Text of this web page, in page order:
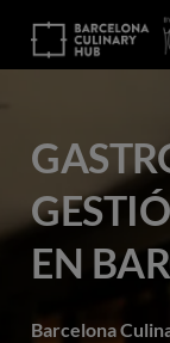
contenido
EN
Barcelona